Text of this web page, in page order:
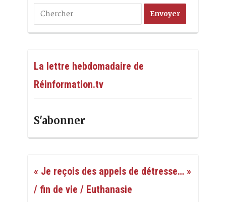
La lettre hebdomadaire de
Réinformation.tv
S'abonner
« Je reçois des appels de détresse… »
/ fin de vie / Euthanasie